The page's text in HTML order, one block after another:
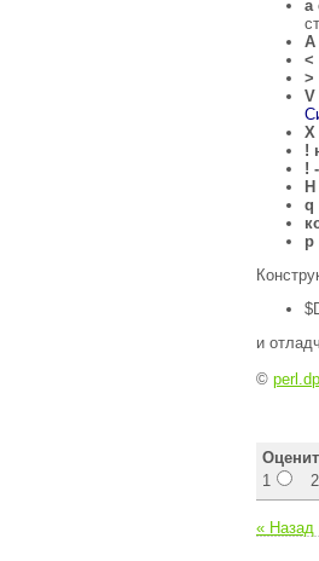
a
A
<
>
V
X
!
!
q
p
и
©
1
2
« Назад